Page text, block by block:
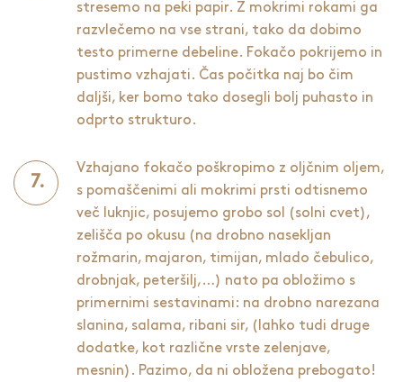
stresemo na peki papir. Z mokrimi rokami ga
razvlečemo na vse strani, tako da dobimo
testo primerne debeline. Fokačo pokrijemo in
pustimo vzhajati. Čas počitka naj bo čim
daljši, ker bomo tako dosegli bolj puhasto in
odprto strukturo.
Vzhajano fokačo poškropimo z oljčnim oljem,
s pomaščenimi ali mokrimi prsti odtisnemo
več luknjic, posujemo grobo sol (solni cvet),
zelišča po okusu (na drobno nasekljan
rožmarin, majaron, timijan, mlado čebulico,
drobnjak, peteršilj,…) nato pa obložimo s
primernimi sestavinami: na drobno narezana
slanina, salama, ribani sir, (lahko tudi druge
dodatke, kot različne vrste zelenjave,
mesnin). Pazimo, da ni obložena prebogato!